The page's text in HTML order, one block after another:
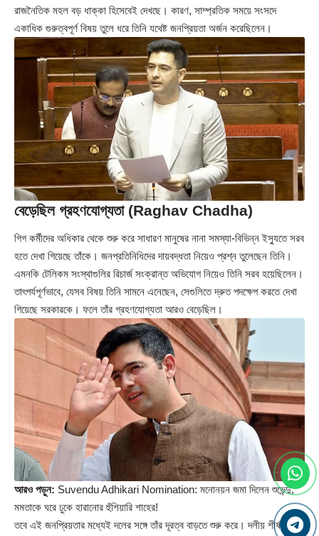
রাজনৈতিক মহল বড় ধাক্কা হিসেবেই দেখছে। কারণ, সাম্প্রতিক সময়ে সংসদে
একাধিক গুরুত্বপূর্ণ বিষয় তুলে ধরে তিনি যথেষ্ট জনপ্রিয়তা অর্জন করেছিলেন।
বেড়েছিল গ্রহণযোগ্যতা (Raghav Chadha)
গিগ কর্মীদের অধিকার থেকে শুরু করে সাধারণ মানুষের নানা সমস্যা-বিভিন্ন ইস্যুতে সরব
হতে দেখা গিয়েছে তাঁকে। জনপ্রতিনিধিদের দায়বদ্ধতা নিয়েও প্রশ্ন তুলেছেন তিনি।
এমনকি টেলিকম সংস্থাগুলির রিচার্জ সংক্রান্ত অভিযোগ নিয়েও তিনি সরব হয়েছিলেন।
তাৎপর্যপূর্ণভাবে, যেসব বিষয় তিনি সামনে এনেছেন, সেগুলিতে দ্রুত পদক্ষেপ করতে দেখা
গিয়েছে সরকারকে। ফলে তাঁর গ্রহণযোগ্যতা আরও বেড়েছিল।
আরও পড়ুন: Suvendu Adhikari Nomination: মনোনয়ন জমা দিলেন শুভেন্দু,
মমতাকে ঘরে ঢুকে হারানোর হুঁশিয়ারি শাহের!
তবে এই জনপ্রিয়তার মধ্যেই দলের সঙ্গে তাঁর দূরত্ব বাড়তে শুরু করে। দলীয় শীর্ষ